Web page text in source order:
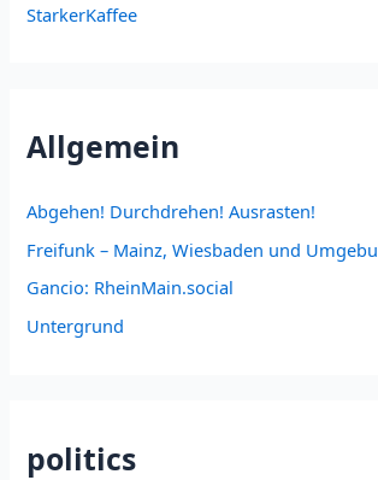
StarkerKaffee
Allgemein
Abgehen! Durchdrehen! Ausrasten!
Freifunk – Mainz, Wiesbaden und
Gancio: RheinMain.social
Untergrund
politics